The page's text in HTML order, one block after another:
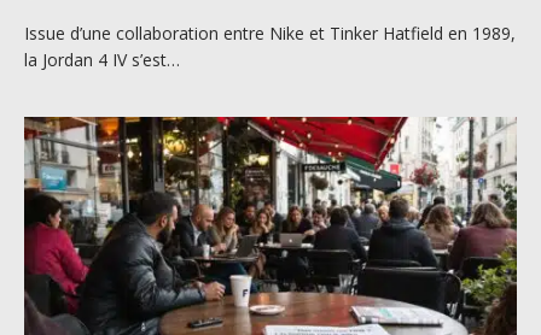
Issue d’une collaboration entre Nike et Tinker Hatfield en 1989,
la Jordan 4 IV s’est…